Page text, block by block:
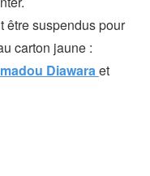
être suspendus pour
carton jaune :
Diawaraet